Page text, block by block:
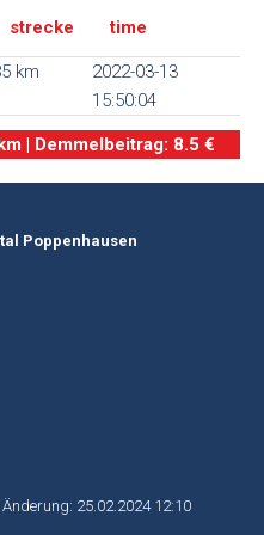
strecke time
km
2022-03-13
15:50:04
| Demmelbeitrag: 8.5 €
Poppenhausen
25.02.2024 12:10